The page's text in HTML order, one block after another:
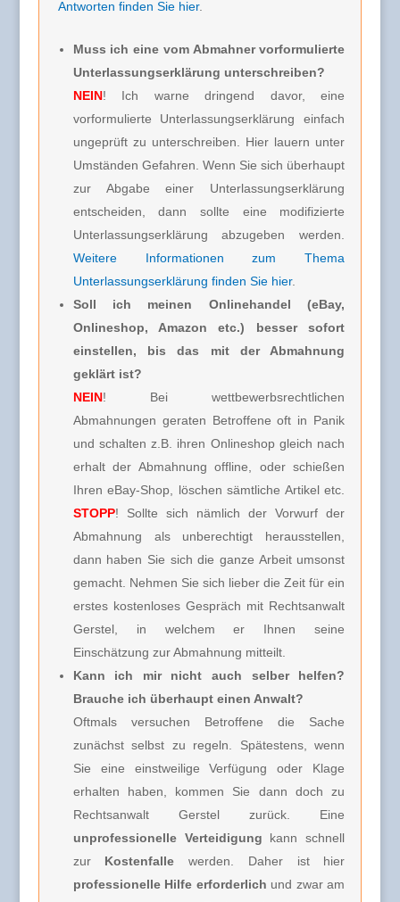
Antworten finden Sie hier.
Muss ich eine vom Abmahner vorformulierte
Unterlassungserklärung unterschreiben?
NEIN! Ich warne dringend davor, eine
vorformulierte Unterlassungserklärung einfach
ungeprüft zu unterschreiben. Hier lauern unter
Umständen Gefahren. Wenn Sie sich überhaupt
zur Abgabe einer Unterlassungserklärung
entscheiden, dann sollte eine modifizierte
Unterlassungserklärung abzugeben werden.
Weitere Informationen zum Thema
Unterlassungserklärung finden Sie hier.
Soll ich meinen Onlinehandel (eBay,
Onlineshop, Amazon etc.) besser sofort
einstellen, bis das mit der Abmahnung
geklärt ist?
NEIN! Bei wettbewerbsrechtlichen
Abmahnungen geraten Betroffene oft in Panik
und schalten z.B. ihren Onlineshop gleich nach
erhalt der Abmahnung offline, oder schießen
Ihren eBay-Shop, löschen sämtliche Artikel etc.
STOPP! Sollte sich nämlich der Vorwurf der
Abmahnung als unberechtigt herausstellen,
dann haben Sie sich die ganze Arbeit umsonst
gemacht. Nehmen Sie sich lieber die Zeit für ein
erstes kostenloses Gespräch mit Rechtsanwalt
Gerstel, in welchem er Ihnen seine
Einschätzung zur Abmahnung mitteilt.
Kann ich mir nicht auch selber helfen?
Brauche ich überhaupt einen Anwalt?
Oftmals versuchen Betroffene die Sache
zunächst selbst zu regeln. Spätestens, wenn
Sie eine einstweilige Verfügung oder Klage
erhalten haben, kommen Sie dann doch zu
Rechtsanwalt Gerstel zurück. Eine
unprofessionelle Verteidigung kann schnell
zur Kostenfalle werden. Daher ist hier
professionelle Hilfe erforderlich und zwar am